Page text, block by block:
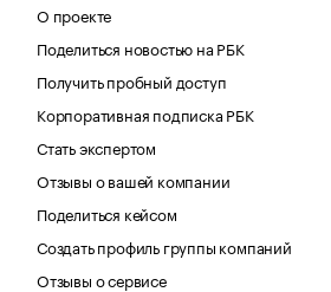
О проекте
Поделиться новостью на РБК
Получить пробный доступ
Корпоративная подписка РБК
Стать экспертом
Отзывы о вашей компании
Поделиться кейсом
Создать профиль группы компаний
Отзывы о сервисе